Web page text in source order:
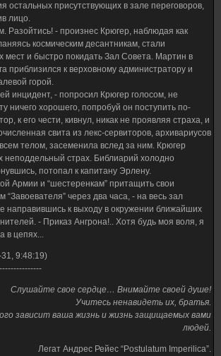
остальных присутствующих в зале переговоров,
лицо.
Разойтись! - произнес Крюгер, наблюдая как
космическим десантникам, стали
мест и быстро покидать Зал Совета. Мартин в
приблизился к верховному администратору и
горой.
инцидент, - попросил Крюгер голосом, не
ничего хорошего, попробуй он поступить по-
к его чести, кивнул, никак не проявляя страха, и
свита из лекс-сервиторов, архивариусов
телом, засеменила вслед за ним. Крюгер
неподдельный страх. Библиарий холодно
потопал к капитану Эрлену.
Армии и “шестеренкам” притащить свои
“Завоевателя” через два часа, - на весь зал
направившись к выходу в окружении ближайших
- Приказ Ангрона!.. Хотя будь моя воля, я
в цепях...
9:48:19)
Слушайте свое сердце… Внимайте своей душе!
Учитесь ненавидеть их, братья.
зависит ваша жизнь и жизнь защищаемых вами
людей.
Легат Андрес Рейес “Postulatum Imperilica”.